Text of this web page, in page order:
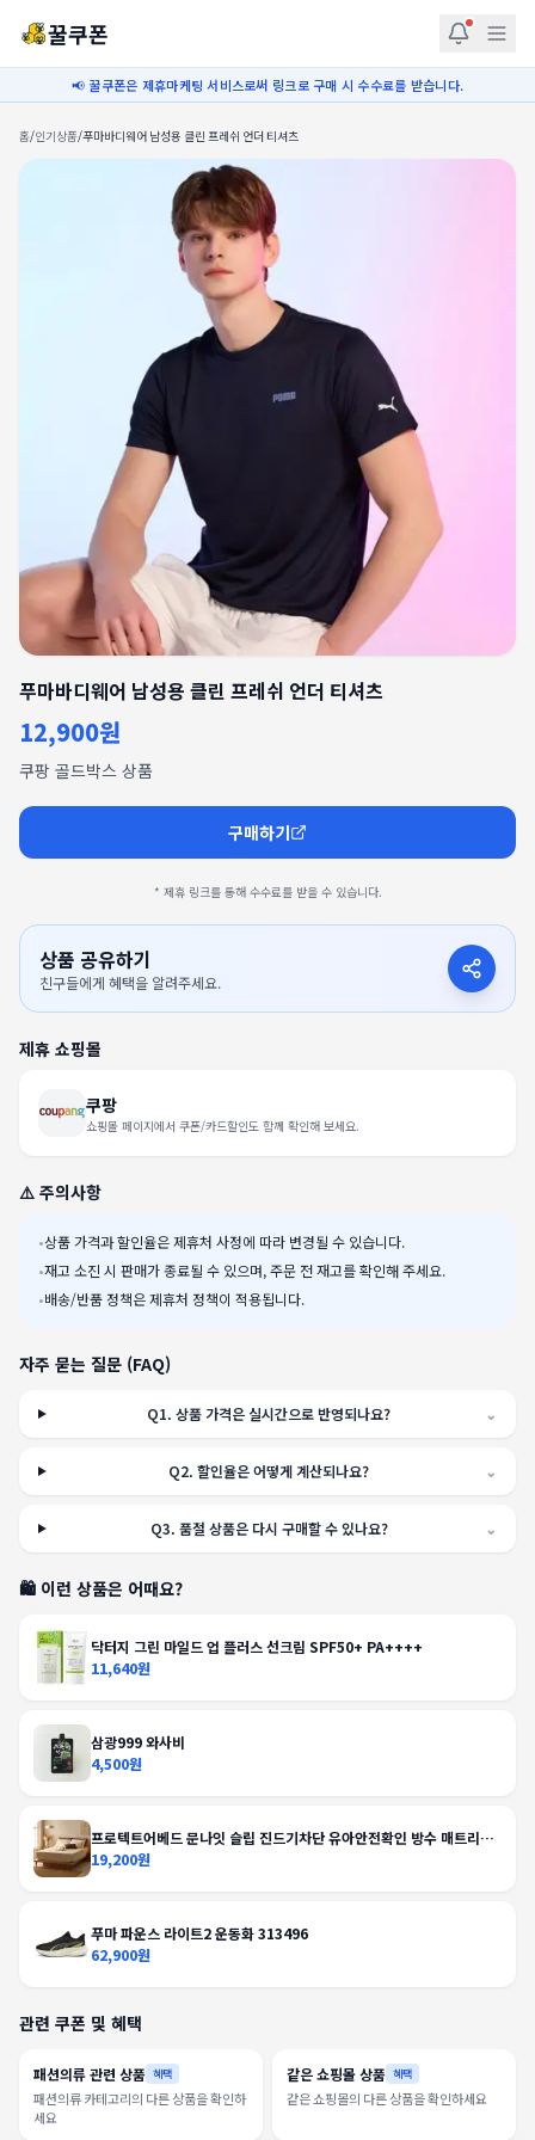
꿀쿠폰
📢 꿀쿠폰은 제휴마케팅 서비스로써 링크로 구매 시 수수료를 받습니다.
홈/인기상품/푸마바디웨어 남성용 클린 프레쉬 언더 티셔츠
푸마바디웨어 남성용 클린 프레쉬 언더 티셔츠
12,900원
쿠팡 골드박스 상품
구매하기
* 제휴 링크를 통해 수수료를 받을 수 있습니다.
상품 공유하기
친구들에게 혜택을 알려주세요.
제휴 쇼핑몰
쿠팡
쇼핑몰 페이지에서 쿠폰/카드할인도 함께 확인해 보세요.
⚠️ 주의사항
•상품 가격과 할인율은 제휴처 사정에 따라 변경될 수 있습니다.
•재고 소진 시 판매가 종료될 수 있으며, 주문 전 재고를 확인해 주세요.
•배송/반품 정책은 제휴처 정책이 적용됩니다.
자주 묻는 질문 (FAQ)
Q1.상품 가격은 실시간으로 반영되나요? ⌄
Q2.할인율은 어떻게 계산되나요? ⌄
Q3. 품절 상품은 다시 구매할 수 있나요? ⌄
🛍️ 이런 상품은 어때요?
닥터지 그린 마일드 업 플러스 선크림 SPF50+ PA++++
11,640원
삼광999 와사비
4,500원
프로텍트어베드 문나잇 슬립 진드기차단 유아안전확인 방수 매트리스
커버
19,200원
푸마 파운스 라이트2 운동화 313496
62,900원
관련 쿠폰 및 혜택
패션의류 관련 상품 혜택
패션의류 카테고리의 다른 상품을 확인하
세요
같은 쇼핑몰 상품 혜택
같은 쇼핑몰의 다른 상품을 확인하세요